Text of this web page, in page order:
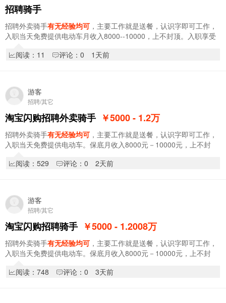
招聘骑手
招聘外卖骑手有无经验均可 ，主要工作就是送餐，认识字即可工作，
入职当天免费提供电动车月收入8000--10000，上不封顶。入职享受
阅读：11
评论：0 1天前
游客
招聘/其它
淘宝闪购招聘外卖骑手 ￥5000 - 1.2万
招聘外卖骑手有无经验均可 ，主要工作就是送餐，认识字即可工作，
入职当天免费提供电动车。保底月收入8000元－10000元，上不封
阅读：529
评论：0 2天前
游客
招聘/其它
淘宝闪购招聘骑手 ￥5000 - 1.2008万
招聘外卖骑手有无经验均可 ，主要工作就是送餐，认识字即可工作，
入职当天免费提供电动车。保底月收入8000元－10000元，上不封
阅读：748
评论：0 3天前